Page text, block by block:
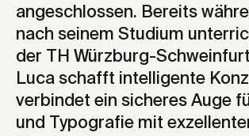
angeschlossen. Bereits
nach seinem Studium
der TH Würzburg-
Luca schafft intelligente
verbindet ein sicheres Auge
und Typografie mit